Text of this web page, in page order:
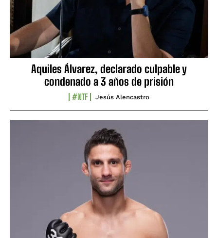
Aquiles Álvarez, declarado culpable y
condenado a 3 años de prisión
#NTF Jesús Alencastro